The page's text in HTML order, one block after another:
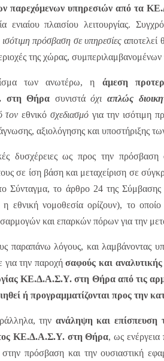
παρεχόμενων υπηρεσιών από τα
ενιαίου πλαισίου λειτουργίας.
πρόσβαση σε υπηρεσίεςαποτελεί
της χώρας,
των ανωτέρω, η άμεση
στη Θήρα συνιστάόχι απλώς
τον εθνικό σχεδιασμόγια την ισότιμη
αξιολόγησης και υποστήριξης
δυσχέρειες ως προς την πρόσβαση
σε ίση βάση και μεταχείριση σε
Σύνταγμα, το άρθρο 24 της
εθνική νομοθεσία ορίζουν), το
και επαρκών πόρων για την
παραπάνω λόγους, και λαμβάνοντας
για την παροχήσαφούς και
ΚΕ.Δ.Α.Σ.Υ. στη Θήρα από τις
ή προγραμματίζονται προς την
την ανάληψη και επίσπευση
ΚΕ.Δ.Α.Σ.Υ. στη Θήρα, ως ενέργεια
στην πρόσβαση και την ουσιαστική